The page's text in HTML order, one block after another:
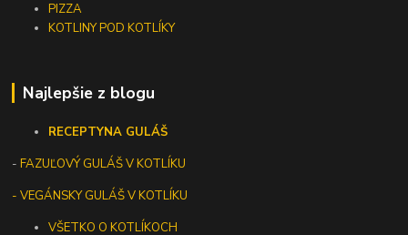
PIZZA
KOTLINY POD KOTLÍKY
Najlepšie z blogu
RECEPTYNA GULÁŠ
-FAZUĽOVÝ GULÁŠ V KOTLÍKU
- VEGÁNSKY GULÁŠ V KOTLÍKU
VŠETKO O KOTLÍKOCH